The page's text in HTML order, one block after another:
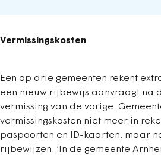
Vermissingskosten
Een op drie gemeenten rekent
een nieuw rijbewijs aanvraagt na
vermissing van de vorige.
vermissingskosten niet meer in
paspoorten en ID-kaarten, maar
rijbewijzen. ‘In de gemeente